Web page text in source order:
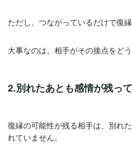
ただし、つながっているだけで復
大事なのは、相手がその接点をど
2.別れたあとも感情が残っ
復縁の可能性が残る相手は、別れ
れていません。